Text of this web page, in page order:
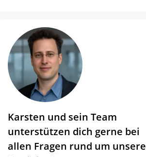
Karsten und sein Team
unterstützen dich gerne bei
allen Fragen rund um unsere